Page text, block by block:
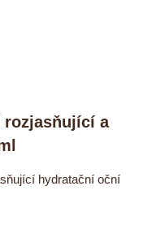
rozjasňující a
hydratační oční